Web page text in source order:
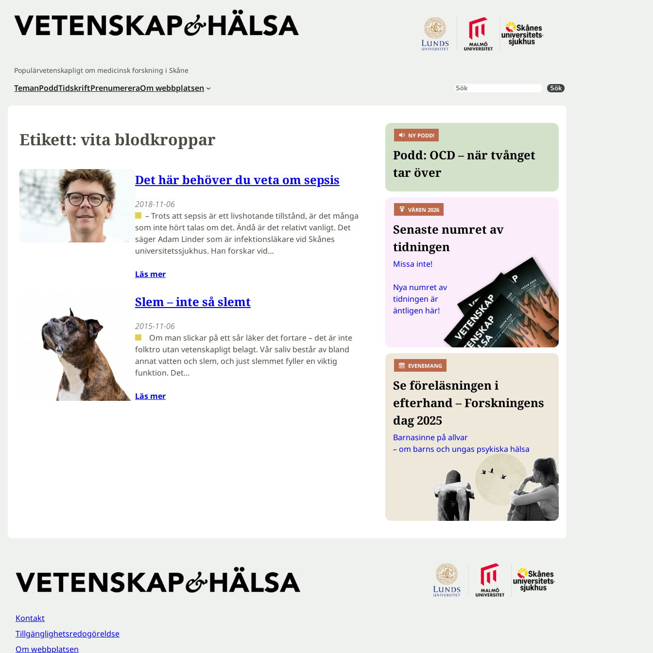
innehåll
Populärvetenskapligt om medicinsk forskning i Skåne
TemanPoddTidskriftPrenumereraOm webbplatsen Sök Sök
Etikett: vita blodkroppar
Det här behöver du veta om sepsis
2018-11-06
– Trots att sepsis är ett livshotande tillstånd, är det många
som inte hört talas om det. Ändå är det relativt vanligt. Det
säger Adam Linder som är infektionsläkare vid Skånes
universitetssjukhus. Han forskar vid…
Läs mer
Slem – inte så slemt
2015-11-06
Om man slickar på ett sår läker det fortare – det är inte
folktro utan vetenskapligt belagt. Vår saliv består av bland
annat vatten och slem, och just slemmet fyller en viktig
funktion. Det…
Läs mer
NY PODD!
Podd: OCD – när tvånget
tar över
VÅREN 2026
Senaste numret av
tidningen
Missa inte!
Nya numret av
tidningen är
äntligen här!
EVENEMANG
Se föreläsningen i
efterhand – Forskningens
dag 2025
Barnasinne på allvar
– om barns och ungas psykiska hälsa
Kontakt
Tillgänglighetsredogöreldse
Om webbplatsen